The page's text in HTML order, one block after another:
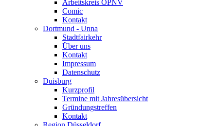
Arbeitskreis ÖPNV
Comic
Kontakt
Dortmund - Unna
Stadtfairkehr
Über uns
Kontakt
Impressum
Datenschutz
Duisburg
Kurzprofil
Termine mit Jahresübersicht
Gründungstreffen
Kontakt